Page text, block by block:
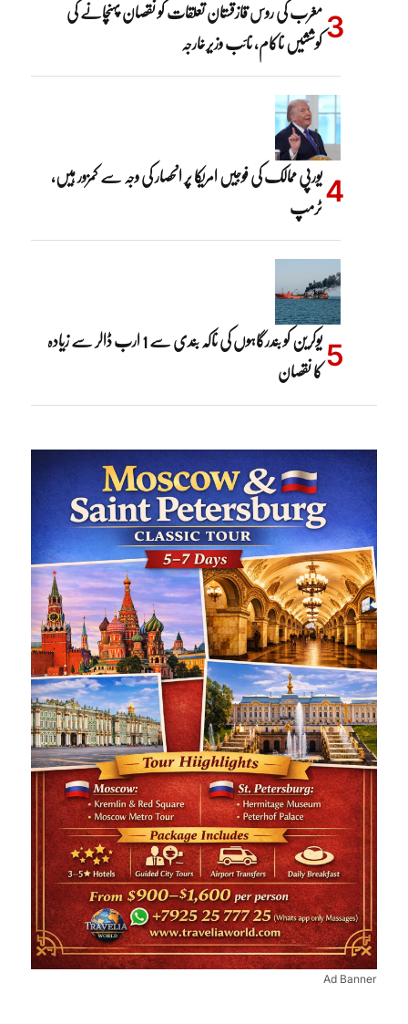
مغرب کی روس قازقستان تعلقات کو نقصان پہنچانے کی
کوششیں ناکام، نائب وزیرخارجہ
یورپی ممالک کی فوجیں امریکا پر انحصار کی وجہ سے کمزور ہیں،
ٹرمپ
یوکرین کو بندرگاہوں کی ناکہ بندی سے 1 ارب ڈالر سے زیادہ
کا نقصان
Ad Banner